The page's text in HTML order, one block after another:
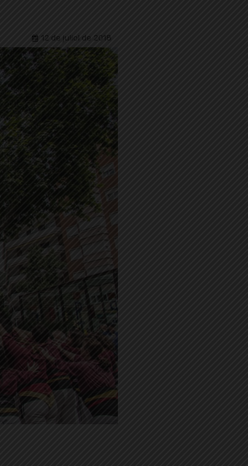
12 de juliol de 2018